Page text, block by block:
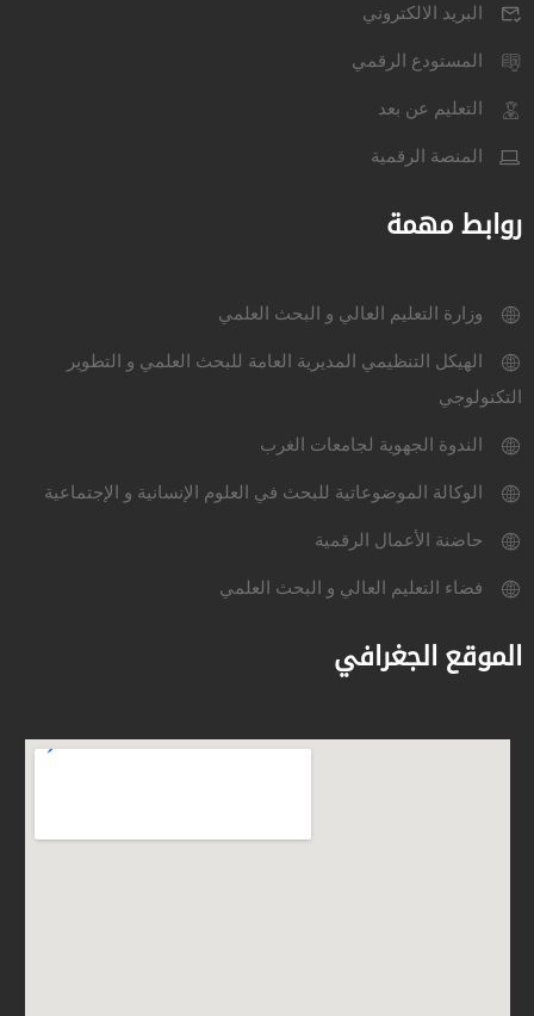
البريد الالكتروني
المستودع الرقمي
التعليم عن بعد
المنصة الرقمية
روابط مهمة
وزارة التعليم العالي و البحث العلمي
الهيكل التنظيمي المديرية العامة للبحث العلمي و التطوير
التكنولوجي
الندوة الجهوية لجامعات الغرب
الوكالة الموضوعاتية للبحث في العلوم الإنسانية و الإجتماعية
حاضنة الأعمال الرقمية
فضاء التعليم العالي و البحث العلمي
الموقع الجغرافي